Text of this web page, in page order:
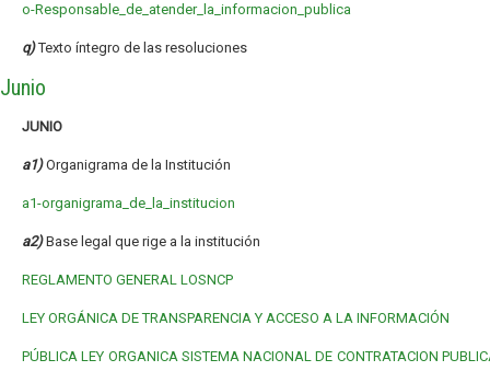
o-Responsable_de_atender_la_informacion_publica
q) Texto íntegro de las resoluciones
Junio
JUNIO
a1)Organigrama de la Institución
a1-organigrama_de_la_institucion
a2) Base legal que rige a la institución
REGLAMENTO GENERAL LOSNCP
LEY ORGÁNICA DE TRANSPARENCIA Y ACCESO A LA INFORMACIÓN
PÚBLICA LEY ORGANICA SISTEMA NACIONAL DE CONTRATACION